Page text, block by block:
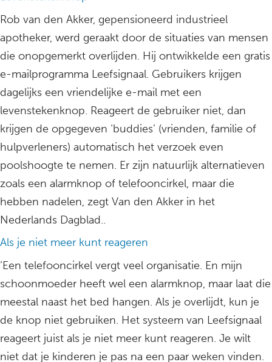
Rob van den Akker, gepensioneerd industrieel
apotheker, werd geraakt door de situaties van mensen
die onopgemerkt overlijden. Hij ontwikkelde een gratis
e-mailprogramma Leefsignaal. Gebruikers krijgen
dagelijks een vriendelijke e-mail met een
levenstekenknop. Reageert de gebruiker niet, dan
krijgen de opgegeven ‘buddies’ (vrienden, familie of
hulpverleners) automatisch het verzoek even
poolshoogte te nemen. Er zijn natuurlijk alternatieven
zoals een alarmknop of telefooncirkel, maar die
hebben nadelen, zegt Van den Akker in het
Nederlands Dagblad..
Als je niet meer kunt reageren
‘Een telefooncirkel vergt veel organisatie. En mijn
schoonmoeder heeft wel een alarmknop, maar laat die
meestal naast het bed hangen. Als je overlijdt, kun je
de knop niet gebruiken. Het systeem van Leefsignaal
reageert juist als je niet meer kunt reageren. Je wilt
niet dat je kinderen je pas na een paar weken vinden.